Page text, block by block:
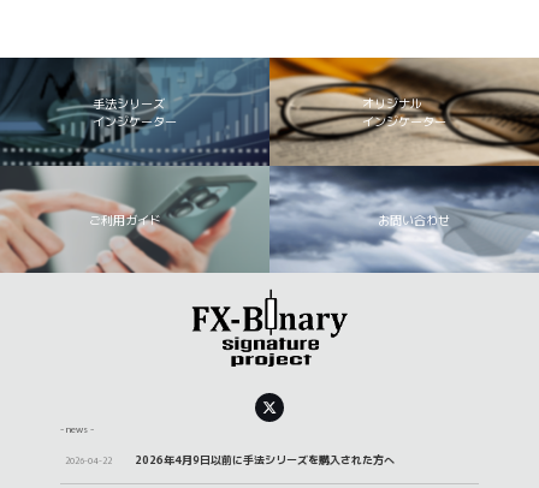
手法シリーズ
インジケーター
オリジナル
インジケーター
ご利用ガイド お問い合わせ
- news -
2026-04-22 2026年4月9日以前に手法シリーズを購入された方へ